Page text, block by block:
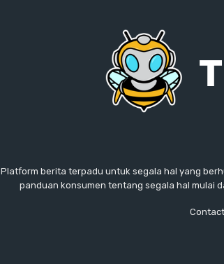
Platform berita terpadu untuk segala hal yang
panduan konsumen tentang segala hal mulai